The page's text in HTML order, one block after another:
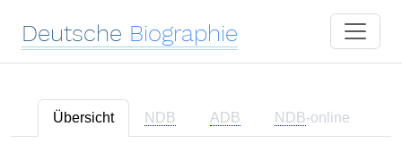
Deutsche Biographie
Übersicht NDB ADB NDB-online